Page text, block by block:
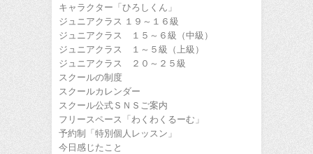
キャラクター「ひろしくん」
ジュニアクラス １９～１６級
ジュニアクラス １５～６級（中級）
ジュニアクラス １～５級（上級）
ジュニアクラス ２０～２５級
スクールの制度
スクールカレンダー
スクール公式ＳＮＳご案内
フリースペース「わくわくるーむ」
予約制「特別個人レッスン」
今日感じたこと